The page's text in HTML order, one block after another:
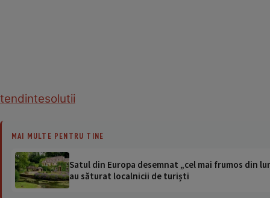
tendintesolutii
MAI MULTE PENTRU TINE
Satul din Europa desemnat „cel mai frumos din
au săturat localnicii de turiști